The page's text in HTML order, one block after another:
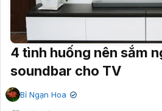
4 tình huống nên sắm
soundbar cho TV
Bỉ Ngạn Hoa ✔